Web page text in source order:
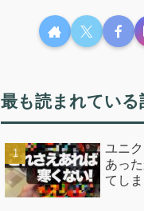
最も読まれている
ユニ
あっ
てし